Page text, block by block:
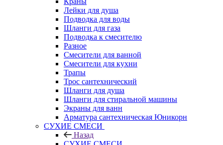
Лейки для душа
Подводка для воды
Шланги для газа
Подводка к смесителю
Разное
Смесители для ванной
Смесители для кухни
Трапы
Трос сантехнический
Шланги для душа
Шланги для стиральной машины
Экраны для ванн
Арматура сантехническая Юникорн
СУХИЕ СМЕСИ
Назад